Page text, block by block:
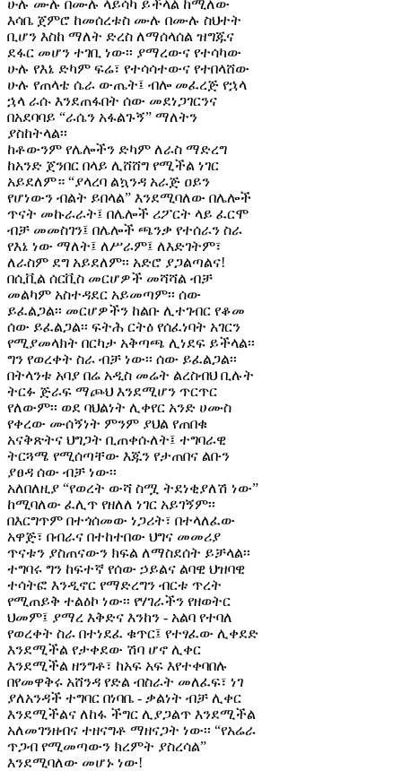
ሁሉ ሙሉ በሙሉ ላይሳካ ይችላል ከሚለው
እሳቤ ጀምሮ ከመሰረቱስ ሙሉ በሙሉ ስህተት
ቢሆን እስከ ማለት ድረስ ለማሰላሰል ዝግጁና
ደፋር መሆን ተገቢ ነው፡፡ ያማረውና የተሳካው
ሁሉ የእኔ ድካም ፍሬ፣ የተሳሳተውና የተበላሸው
ሁሉ የጠላቴ ሴራ ውጤት፤ ብሎ መፈረጅ የኋላ
ኋላ ራሱ እንደጠፋበት ሰው መደነጋገርንና
በአደባባይ “ራሴን አፋልጉኝ” ማለትን
ያስከትላል፡፡
ከቶውንም የሌሎችን ድካም ለራስ ማድረግ
ከአንድ ጀንበር በላይ ሊሸሸግ የሚችል ነገር
አይደለም። “ያላረባ ልኳንዳ አራጅ ዐይን
የሆነውን ብልት ይበላል” እንደሚባለው በሌሎች
ጥናት መኩራራት፤ በሌሎች ሪፖርት ላይ ፈርሞ
ብቻ መመስገን፤ በሌሎች ጫንቃ የተሰራን ስራ
የእኔ ነው ማለት፤ ለሥራም፤ ለእድገትም፣
ለራስም ደግ አይደለም፡፡ አድሮ ያጋልጣልና!
በሲቪል ሰርቪስ መርሆዎች መሻሻል ብቻ
መልካም አስተዳደር አይመጣም፡፡ ሰው
ይፈልጋል፡፡ መርሆዎችን ከልቡ ሊተገብር የቆመ
ሰው ይፈልጋል፡፡ ፍትሕ ርትዕ የሰፈነባት አገርን
የሚያመላክት በርካታ አቅጣጫ ሊነደፍ ይችላል፡፡
ግን የወረቀት ስራ ብቻ ነው፡፡ ሰው ይፈልጋል፡፡
በትላንቱ አባያ በሬ አዲስ መሬት ልረስብህ ቢሉት
ትርፉ ጅራፍ ማጮህ እንደሚሆን ጥርጥር
የለውም፡፡ ወደ ባህልነት ሊቀየር አንድ ሀሙስ
የቀረው ሙሰኝነት ምንም ያህል የጠበቁ
አናቅጽትና ህግጋት ቢጠቀሱለት፤ ተግባራዊ
ትርጓሜ የሚሰጣቸው እጁን የታጠበና ልቡን
ያፀዳ ሰው ብቻ ነው፡፡
አለበለዚያ “የወረት ውሻ ስሟ ትደነቂያለሽ ነው”
ከሚባለው ፈሊጥ የዘለለ ነገር አይገኝም፡፡
በእርግጥም በተጎሰመው ነጋሪት፣ በተላለፈው
አዋጅ፣ በብራና በተከተበው ህግና መመሪያ
ጥናቱን ያስጠናውን ክፍል ለማስደሰት ይቻላል፡፡
ተግባሩ ግን ከፍተኛ የሰው ኃይልና ልባዊ ህዝባዊ
ተሳትፎ እንዲኖር የማድረግን ብርቱ ጥረት
የሚጠይቅ ተልዕኮ ነው፡፡ የሃገራችን የዘወትር
ህመም፤ ያማረ እቅድና እንከን - አልባ የተባለ
የወረቀት ስራ በተነደፈ ቁጥር፤ የተፃፈው ሊቀደድ
እንደሚችል የታቀደው ሽባ ሆኖ ሊቀር
እንደሚችል ዘንግቶ፣ ከአፍ አፍ እየተቀባበሉ
በየመዋቅሩ አሸንዳ የድል ብስራት መለፈፍ፣ ነገ
ያለአንዳች ተግባር በነባቤ - ቃልነት ብቻ ሊቀር
እንደሚችልና ለከፋ ችግር ሊያጋልጥ እንደሚችል
አለመገንዘብና ተዘናግቶ ማዘናጋት ነው፡፡ “የአሬራ
ጥጋብ የሚመጣውን ክረምት ያስረሳል”
እንደሚባለው መሆኑ ነው!